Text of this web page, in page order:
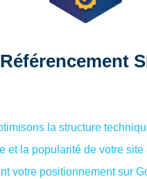
Référencement
la structure
et la popularité de votre site
votre positionnement sur